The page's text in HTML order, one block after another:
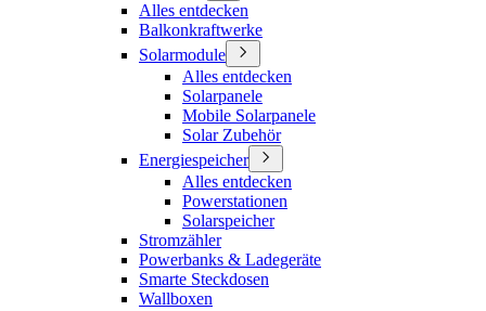
Alles entdecken
Balkonkraftwerke
Solarmodule
Alles entdecken
Solarpanele
Mobile Solarpanele
Solar Zubehör
Energiespeicher
Alles entdecken
Powerstationen
Solarspeicher
Stromzähler
Powerbanks & Ladegeräte
Smarte Steckdosen
Wallboxen